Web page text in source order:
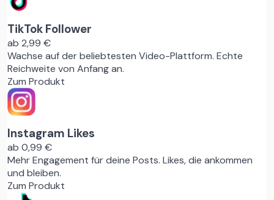
TikTok Follower
ab 2,99 €
Wachse auf der beliebtesten Video-Plattform. Echte
Reichweite von Anfang an.
Zum Produkt
Instagram Likes
ab 0,99 €
Mehr Engagement für deine Posts. Likes, die ankommen
und bleiben.
Zum Produkt